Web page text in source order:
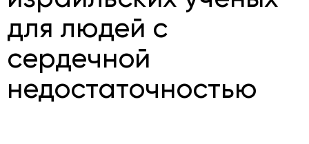
для людей с
сердечной
недостаточностью